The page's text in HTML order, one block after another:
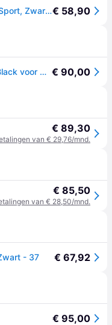
Teva, Vrouwen, Sandalen, W's Tirra Sport, Zwart, (40)€ 58,90
Teva Tirra Sport Schoenen in Black/Black voor Dames, Maat 39 € 90,00
€ 89,30
van € 29,76/mnd.
€ 85,50
van € 28,50/mnd.
- 37 € 67,92
€ 95,00